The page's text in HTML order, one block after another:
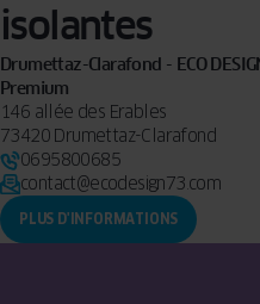
isolantes
Drumettaz-Clarafond - ECO
Premium
146 allée des Erables
73420 Drumettaz-Clarafond
0695800685
contact@ecodesign73.com
PLUS D'INFORMATIONS